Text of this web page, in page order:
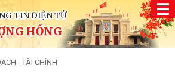
TIN ĐIỆN TỬ
HỒNG
- TÀI CHÍNH